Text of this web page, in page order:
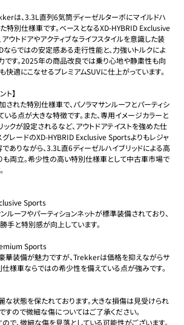
は、3.3L直列6気筒ディーゼルターボにマイルドハ
特別仕様車です。ベースとなるXD-HYBRID Exclusive
ウトドアやアクティブなライフスタイルを意識した装
ならではの安定感ある走行性能と、力強いトルクによ
す。2025年の商品改良では乗り心地や静粛性も向
快適にこなせるプレミアムSUVに仕上がっています。
ト】
れた特別仕様車で、パノラマサンルーフとパーティシ
いる点が大きな特徴です。また、専用イメージカラーと
ックが設定されるなど、アウトドアテイストを強めた仕
グレードのXD-HYBRID Exclusive Sportsよりもレジャ
ありながら、3.3L直6ディーゼルハイブリッドによる高
両立。希少性の高い特別仕様車として中古車市場で
Sports
ーフやパーティションネットが標準装備されており、
手と特別感が向上しています。
Sports
装備が魅力ですが、Trekkerは価格を抑えながらサ
様車ならではの希少性を備えている点が強みです。
状態を保たれております。大きな損傷は見受けられ
すので微細な傷についてはご了承ください。
で、微細な傷を見落としている可能性がございます。